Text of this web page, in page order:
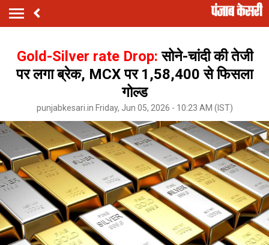
Gold-Silver rate Drop:सोने-चांदी की तेजी
पर लगा ब्रेक, MCX पर ₹1,58,400 से फिसला
गोल्ड
punjabkesari.in Friday, Jun 05, 2026 - 10:23 AM (IST)